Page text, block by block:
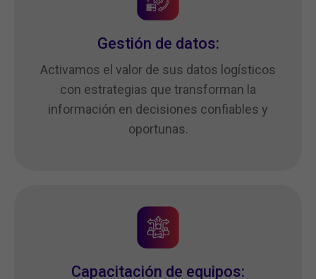
Gestión de datos:
Activamos el valor de sus datos logísticos
con estrategias que transforman la
información en decisiones confiables y
oportunas.
Capacitación de equipos: